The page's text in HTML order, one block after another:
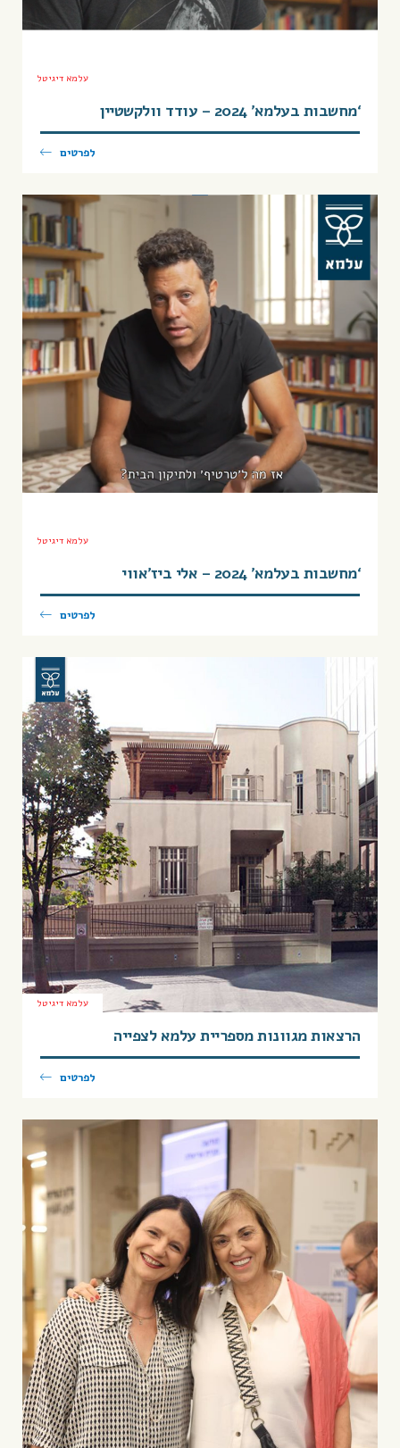
עלמא דיגיטל
‘מחשבות בעלמא’ 2024 – עודד וולקשטיין
לפרטים
עלמא דיגיטל
‘מחשבות בעלמא’ 2024 – אלי ביז’אווי
לפרטים
עלמא דיגיטל
הרצאות מגוונות מספריית עלמא לצפייה
לפרטים